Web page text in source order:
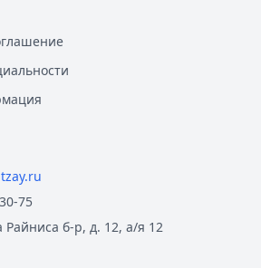
75
Райниса б-р, д. 12, а/я 12